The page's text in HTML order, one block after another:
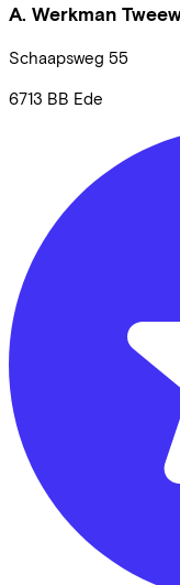
A. Werkman
Schaapsweg 55
6713 BB Ede